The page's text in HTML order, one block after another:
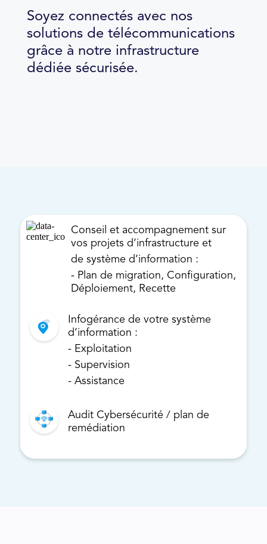
Soyez connectés avec nos
solutions de télécommunications
grâce à notre infrastructure
dédiée sécurisée.
Conseil et accompagnement sur
vos projets d’infrastructure et
de système d’information :
- Plan de migration, Configuration,
Déploiement, Recette
Infogérance de votre système
d’information :
- Exploitation
- Supervision
- Assistance
Audit Cybersécurité / plan de
remédiation